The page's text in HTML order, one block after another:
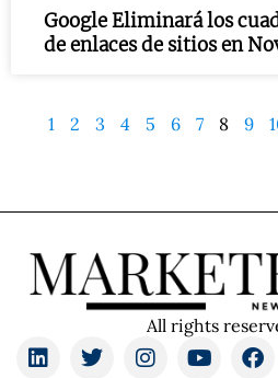
Google Eliminará los
de enlaces de sitios en
1 2 3 4 5 6 7 8 9
All rights